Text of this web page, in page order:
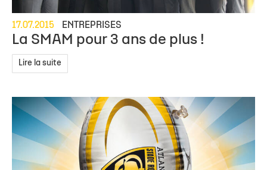
17.07.2015 ENTREPRISES
La SMAM pour 3 ans de plus !
Lire la suite